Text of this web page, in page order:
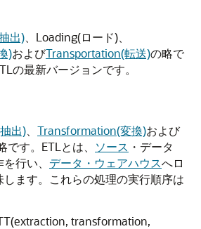
出) 、Loading(ロード)、
)およびTransportation(転送)の略で
の最新バージョンです。
出) Transformation(変換)および
す。ETLとは、 ソース ・データ
行い、 データ・ウェアハウスへロ
ます。これらの処理の実行順序は
transformation,